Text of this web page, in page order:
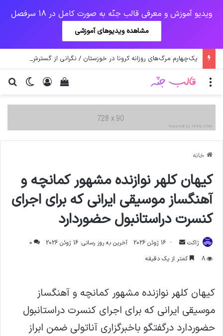
ویدیو آموزش و معرفی قالب جنّه به صورت کامل در 18 سرفصل
مشاهده ویدیوهای آموزشی
تغییر ورود
دیدن سبد خرید منو
خانه
کیهان کلهر نوازنده مشهور کمانچه و
آهنگساز موسیقی ایرانی که برای اجرای
کنسرت دراستانبول حضوردارد
ژاکت
ارسال
ایمیل
16 ژوئن 2026 آخرین به روز رسانی: 16 ژوئن 2026
0
8
کمتر از یک دقیقه
کیهان کلهر نوازنده مشهور کمانچه و آهنگساز
موسیقی ایرانی که برای اجرای کنسرت دراستانبول
حضوردارد درگفتگو باخبرگزاری آناتولی ضمن ابراز